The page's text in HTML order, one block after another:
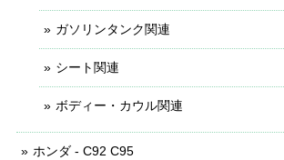
ガソリンタンク関連
シート関連
ボディー・カウル関連
ホンダ - C92 C95